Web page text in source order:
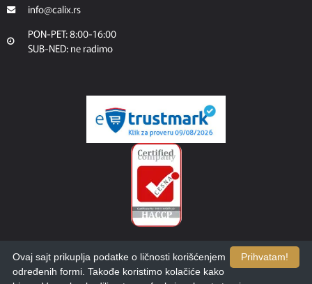
info@calix.rs
PON-PET: 8:00-16:00
SUB-NED: ne radimo
Prihvatam!
Ovaj sajt prikuplja podatke o ličnosti korišćenjem
određenih formi. Takođe koristimo kolačiće kako